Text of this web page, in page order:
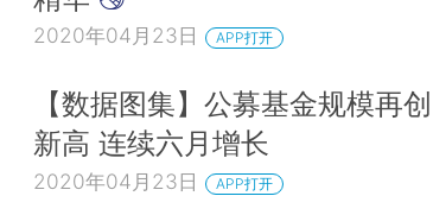
2020年04月23日 APP打开
【数据图集】公募基金规模再创
新高 连续六月增长
2020年04月23日 APP打开